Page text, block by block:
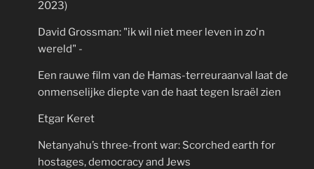
2023)
David Grossman: "ik wil niet meer leven in zo'n
wereld" -
Een rauwe film van de Hamas-terreuraanval laat de
onmenselijke diepte van de haat tegen Israël zien
Etgar Keret
Netanyahu’s three-front war: Scorched earth for
hostages, democracy and Jews